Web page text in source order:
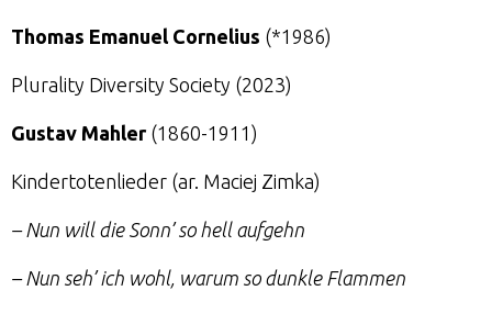
Thomas Emanuel Cornelius (*1986)
Plurality Diversity Society (2023)
Gustav Mahler (1860-1911)
Kindertotenlieder (ar. Maciej Zimka)
– Nun will die Sonn’ so hell aufgehn
– Nun seh’ ich wohl, warum so dunkle Flammen